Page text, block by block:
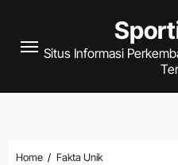
content Situs Informasi
Home
Fakta Unik